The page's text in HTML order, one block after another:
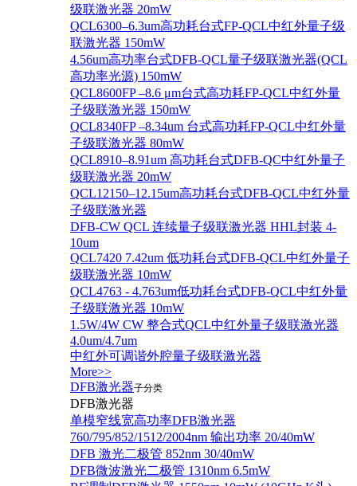
级联激光器 20mW
QCL6300–6.3um高功耗台式FP-QCL中红外量子级
联激光器 150mW
4.56um高功率台式DFB-QCL量子级联激光器(QCL
高功率光源) 150mW
QCL8600FP –8.6 μm台式高功耗FP-QCL中红外量
子级联激光器 150mW
QCL8340FP –8.34um 台式高功耗FP-QCL中红外量
子级联激光器 80mW
QCL8910–8.91um 高功耗台式DFB-QC中红外量子
级联激光器 20mW
QCL12150–12.15um高功耗台式DFB-QCL中红外量
子级联激光器
DFB-CW QCL 连续量子级联激光器 HHL封装 4-
10um
QCL7420 7.42um 低功耗台式DFB-QCL中红外量子
级联激光器 10mW
QCL4763 - 4.763um低功耗台式DFB-QCL中红外量
子级联激光器 10mW
1.5W/4W CW 整合式QCL中红外量子级联激光器
4.0um/4.7um
中红外可调谐外腔量子级联激光器
More>>
DFB激光器子分类
DFB激光器
单模窄线宽高功率DFB激光器
760/795/852/1512/2004nm 输出功率 20/40mW
DFB 激光二极管 852nm 30/40mW
DFB微波激光二极管 1310nm 6.5mW